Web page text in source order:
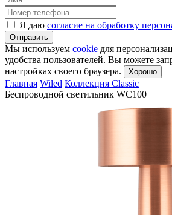
Я даю согласие на обработку
Отправить
Мы используем cookie для
удобства пользователей. Вы можете
настройках своего браузера.
Хорошо
Главная Wiled Коллекция Classic
Беспроводной светильник WC100